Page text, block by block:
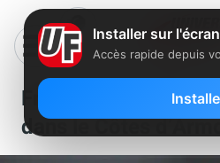
Free a dégroupé
dans le Côtes
Installer sur
Accès rapide depuis